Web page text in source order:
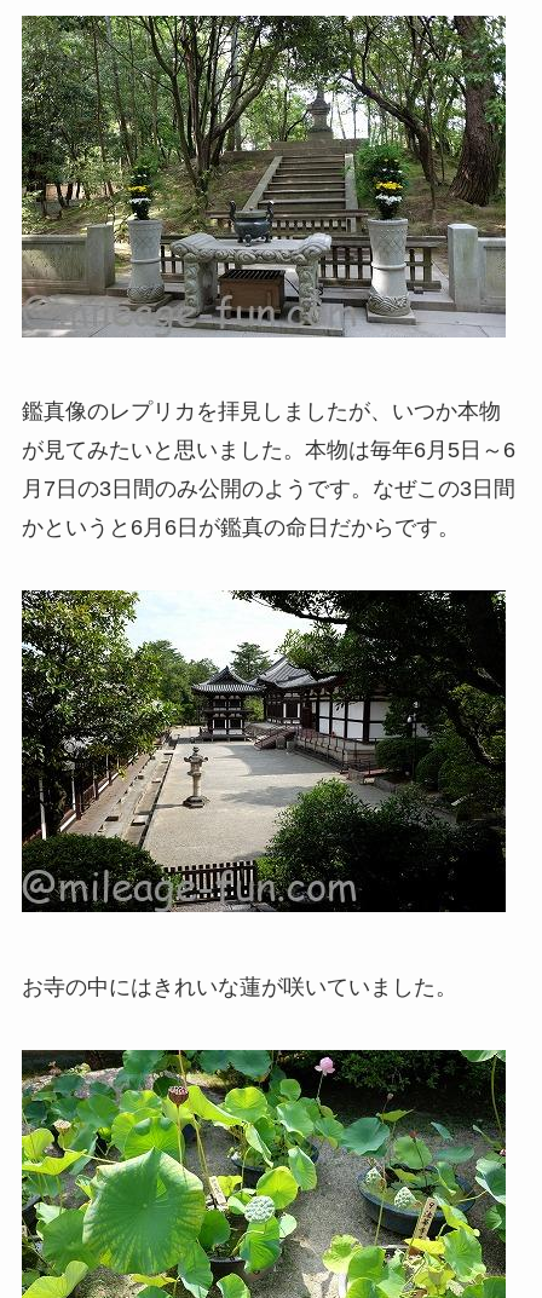
鑑真像のレプリカを拝見しましたが、いつか本物
が見てみたいと思いました。本物は毎年6月5日～6
月7日の3日間のみ公開のようです。なぜこの3日間
かというと6月6日が鑑真の命日だからです。
お寺の中にはきれいな蓮が咲いていました。